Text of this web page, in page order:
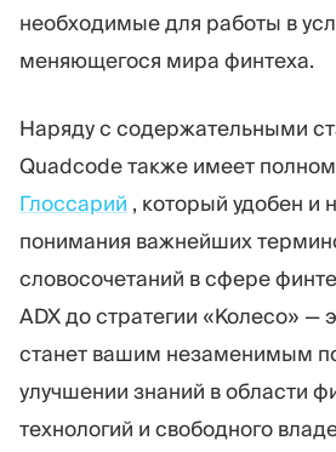
необходимые для работы в
меняющегося мира финтеха.
Наряду с содержательными
Quadcode также имеет
Глоссарий , который удобен и
понимания важнейших
словосочетаний в сфере
ADX до стратегии «Колесо» —
станет вашим незаменимым
улучшении знаний в области
технологий и свободного